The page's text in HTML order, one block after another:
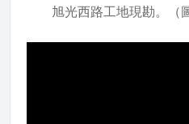
旭光西路工地現勘。（